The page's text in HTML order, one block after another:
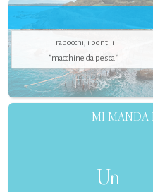
Trabocchi, i pontili
"macchine da pesca"
MI MANDA
Un